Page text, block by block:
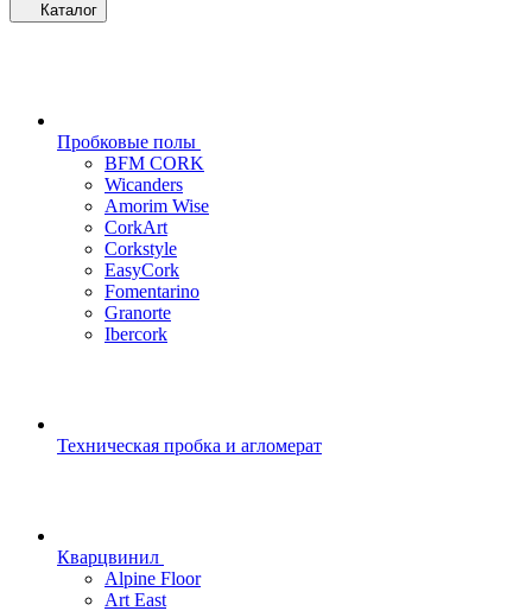
Каталог
Пробковые полы
BFM CORK
Wicanders
Amorim Wise
CorkArt
Corkstyle
EasyCork
Fomentarino
Granorte
Ibercork
Техническая пробка и агломерат
Кварцвинил
Alpine Floor
Art East